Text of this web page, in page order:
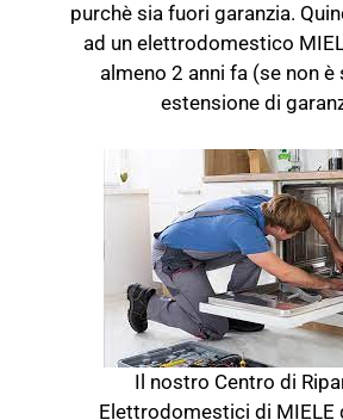
purchè sia fuori garanzia.
ad un elettrodomestico
almeno 2 anni fa (se non
estensione di
Il nostro Centro di
Elettrodomestici di MIELE